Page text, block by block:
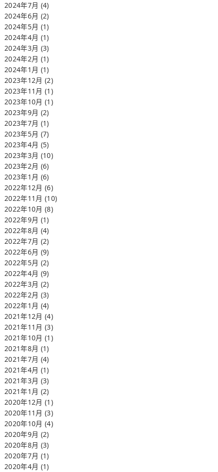
2024年7月 (4)
2024年6月 (2)
2024年5月 (1)
2024年4月 (1)
2024年3月 (3)
2024年2月 (1)
2024年1月 (1)
2023年12月(2)
2023年11月(1)
2023年10月(1)
2023年9月 (2)
2023年7月 (1)
2023年5月 (7)
2023年4月 (5)
2023年3月 (10)
2023年2月 (6)
2023年1月 (6)
2022年12月(6)
2022年11月(10)
2022年10月(8)
2022年9月 (1)
2022年8月 (4)
2022年7月 (2)
2022年6月 (9)
2022年5月 (2)
2022年4月 (9)
2022年3月 (2)
2022年2月 (3)
2022年1月 (4)
2021年12月(4)
2021年11月(3)
2021年10月(1)
2021年8月 (1)
2021年7月 (4)
2021年4月 (1)
2021年3月 (3)
2021年1月 (2)
2020年12月(1)
2020年11月(3)
2020年10月(4)
2020年9月 (2)
2020年8月 (3)
2020年7月 (1)
2020年4月 (1)